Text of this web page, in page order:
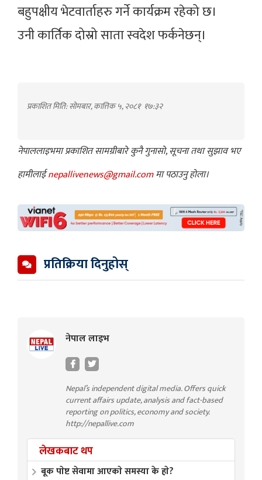
बहुपक्षीय भेटवार्ताहरु गर्ने कार्यक्रम रहेको छ।
उनी कार्तिक दोस्रो साता स्वदेश फर्कनेछन्।
प्रकाशित मिति: सोमबार, कात्तिक ५, २०८१ १७:३२
नेपाललाइभमा प्रकाशित सामग्रीबारे कुनै गुनासो, सूचना तथा सुझाव भए
हामीलाईnepallivenews@gmail.comमा पठाउनु होला।
प्रतिक्रिया दिनुहोस्
नेपाल लाइभ
Nepal’s independent digital media. Offers quick
current affairs update, analysis and fact-based
reporting on politics, economy and society.
http://nepallive.com
लेखकबाट थप
बूक पाेष्ट सेवामा आएकाे समस्या के हाे?